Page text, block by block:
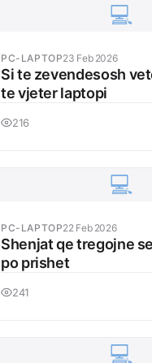
💻
PC-LAPTOP23 Feb 2026
Si te zevendesosh
te vjeter laptopi
216
💻
PC-LAPTOP22 Feb 2026
Shenjat qe tregojne
po prishet
241
💻